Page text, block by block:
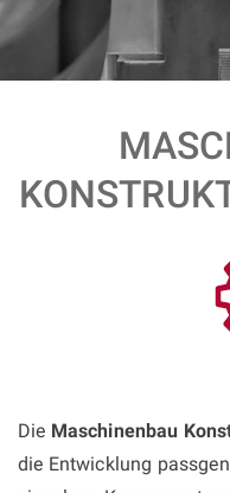
Die Maschinenbau
die Entwicklung